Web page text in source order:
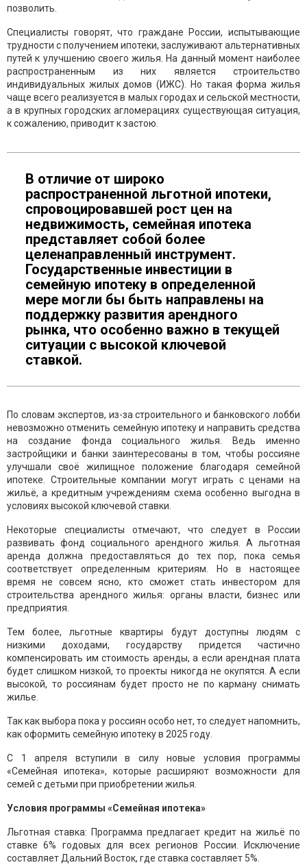
позволить.
Специалисты говорят, что граждане России, испытывающие
трудности с получением ипотеки, заслуживают альтернативных
путей к улучшению своего жилья. На данный момент наиболее
распространенным из них является строительство
индивидуальных жилых домов (ИЖС). Но такая форма жилья
чаще всего реализуется в малых городах и сельской местности,
а в крупных городских агломерациях существующая ситуация,
к сожалению, приводит к застою.
В отличие от широко
распространенной льготной ипотеки,
спровоцировавшей рост цен на
недвижимость, семейная ипотека
представляет собой более
целенаправленный инструмент.
Государственные инвестиции в
семейную ипотеку в определенной
мере могли бы быть направлены на
поддержку развития арендного
рынка, что особенно важно в текущей
ситуации с высокой ключевой
ставкой.
По словам экспертов, из-за строительного и банковского лобби
невозможно отменить семейную ипотеку и направить средства
на создание фонда социального жилья. Ведь именно
застройщики и банки заинтересованы в том, чтобы россияне
улучшали своё жилищное положение благодаря семейной
ипотеке. Строительные компании могут играть с ценами на
жильё, а кредитным учреждениям схема особенно выгодна в
условиях высокой ключевой ставки.
Некоторые специалисты отмечают, что следует в России
развивать фонд социального арендного жилья. А льготная
аренда должна предоставляться до тех пор, пока семья
соответствует определенным критериям. Но в настоящее
время не совсем ясно, кто сможет стать инвестором для
строительства арендного жилья: органы власти, бизнес или
предприятия.
Тем более, льготные квартиры будут доступны людям с
низкими доходами, государству придется частично
компенсировать им стоимость аренды, а если арендная плата
будет слишком низкой, то проекты никогда не окупятся. А если
высокой, то россиянам будет просто не по карману снимать
жилье.
Так как выбора пока у россиян особо нет, то следует напомнить,
как оформить семейную ипотеку в 2025 году.
С 1 апреля вступили в силу новые условия программы
«Семейная ипотека», которые расширяют возможности для
семей с детьми при приобретении жилья.
Условия программы «Семейная ипотека»
Льготная ставка: Программа предлагает кредит на жильё по
ставке 6% годовых для всех регионов России. Исключение
составляет Дальний Восток, где ставка составляет 5%.